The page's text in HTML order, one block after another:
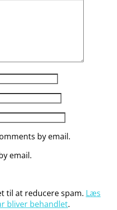
by email.
email.
til at reducere spam. Læs
bliver behandlet.